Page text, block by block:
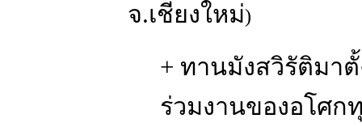
จ.เชียงใหม่)
+ ทานมังสวิรัติมา
ร่วมงานของอโศก